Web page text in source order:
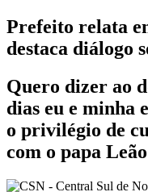
Prefeito relata
destaca diálogo
Quero dizer ao
dias eu e minha
o privilégio de
com o papa